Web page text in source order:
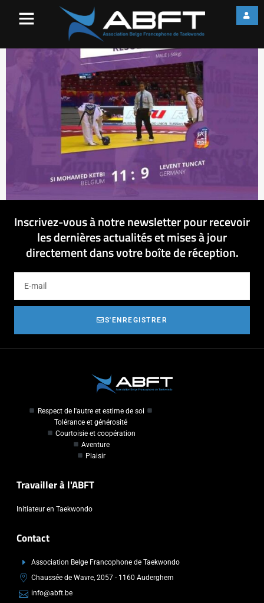
Inscrivez-vous à notre newsletter pour recevoir
les dernières actualités et mises à jour
directement dans votre boîte de réception.
S'ENREGISTRER
Respect de l'autre et estime de soi
Tolérance et générosité
Courtoisie et coopération
Aventure
Plaisir
Travailler à l'ABFT
Initiateur en Taekwondo
Contact
Association Belge Francophone de Taekwondo
Chaussée de Wavre, 2057 - 1160 Auderghem
info@abft.be